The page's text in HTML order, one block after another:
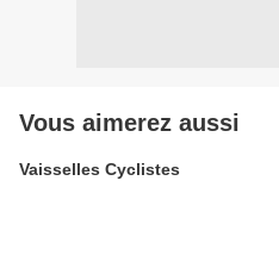
Vous aimerez aussi
Vaisselles Cyclistes